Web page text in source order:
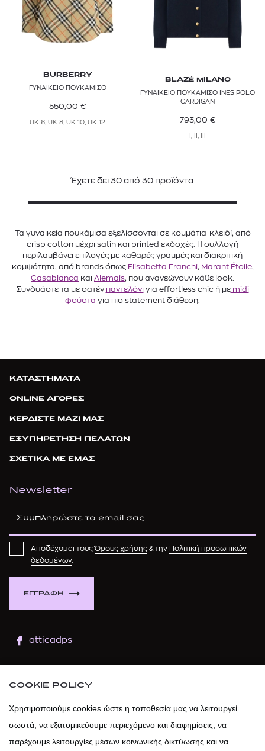
BURBERRY
ΓΥΝΑΙΚΕΙΟ ΠΟΥΚΑΜΙΣΟ
550,00 €
UK 6, UK 8, UK 10, UK 12
BLAZÉ MILANO
ΓΥΝΑΙΚΕΙΟ ΠΟΥΚΑΜΙΣΟ INES POLO
CARDIGAN
793,00 €
Έχετε δει 30 από 30 προϊόντα
Τα γυναικεία πουκάμισα εξελίσσονται σε κομμάτια-κλειδί, από
crisp cotton μέχρι satin και printed εκδοχές. Η συλλογή
περιλαμβάνει επιλογές με καθαρές γραμμές και διακριτική
κομψότητα, από brands όπως Elisabetta Franchi, Marant Étoile,
Casablanca και Alemais, που ανανεώνουν κάθε look.
Συνδυάστε τα με σατέν παντελόνι για effortless chic ή μεmidi
φούστα για πιο statement διάθεση.
ΚΑΤΑΣΤΗΜΑΤΑ
ONLINE ΑΓΟΡΕΣ
ΚΕΡΔΙΣΤΕ ΜΑΖΙ ΜΑΣ
ΕΞΥΠΗΡΕΤΗΣΗ ΠΕΛΑΤΩΝ
ΣΧΕΤΙΚΑ ΜΕ ΕΜΑΣ
Newsletter
ΕΓΓΡΑΦΗ
Αποδέχομαι τουςΌρους χρήσης & την Πολιτική προσωπικών
δεδομένων.
atticadps
atticadps
COOKIE POLICY
Χρησιμοποιούμε cookies ώστε η τοποθεσία μας να λειτουργεί
σωστά, να εξατομικεύουμε περιεχόμενο και διαφημίσεις, να
παρέχουμε λειτουργίες μέσων κοινωνικής δικτύωσης και να